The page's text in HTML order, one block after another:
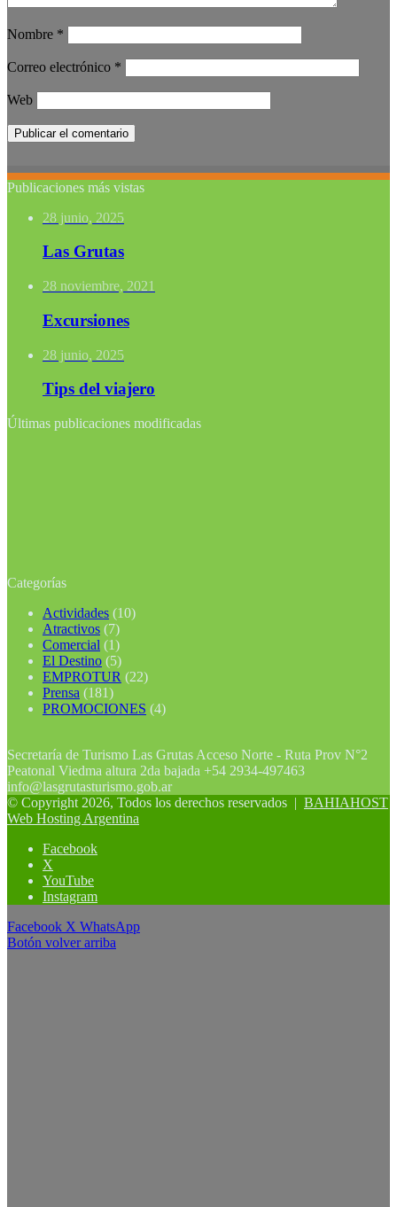
Nombre *
Correo electrónico *
Web
Publicaciones más vistas
28 junio, 2025
Las Grutas
28 noviembre, 2021
Excursiones
28 junio, 2025
Tips del viajero
Últimas publicaciones modificadas
Categorías
Actividades (10)
Atractivos (7)
Comercial (1)
El Destino (5)
EMPROTUR (22)
Prensa (181)
PROMOCIONES (4)
Secretaría de Turismo Las Grutas Acceso Norte - Ruta Prov N°2
Peatonal Viedma altura 2da bajada +54 2934-497463
info@lasgrutasturismo.gob.ar
© Copyright 2026, Todos los derechos reservados | BAHIAHOST
Web Hosting Argentina
Facebook
X
YouTube
Instagram
Facebook X WhatsApp
Botón volver arriba